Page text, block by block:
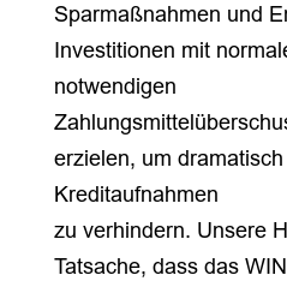
Sparmaßnahmen und
Investitionen mit
notwendigen
erzielen, um
Kreditaufnahmen
zu verhindern. Unsere
Tatsache, dass das